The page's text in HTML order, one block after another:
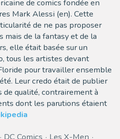
de comics fondée en
Mark Alessi (en). Cette
de ne pas proposer
de la fantasy et de la
elle était basée sur un
tous les artistes devant
pour travailler ensemble
Leur credo était de publier
qualité, contrairement à
dont les parutions étaient